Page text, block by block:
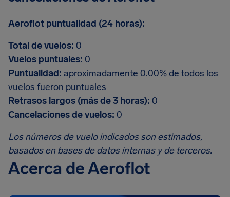
Aeroflot puntualidad (24 horas):
Total de vuelos: 0
Vuelos puntuales: 0
Puntualidad: aproximadamente 0.00% de todos los
vuelos fueron puntuales
Retrasos largos (más de 3 horas): 0
Cancelaciones de vuelos: 0
Los números de vuelo indicados son estimados,
basados en bases de datos internas y de terceros.
Acerca de Aeroflot